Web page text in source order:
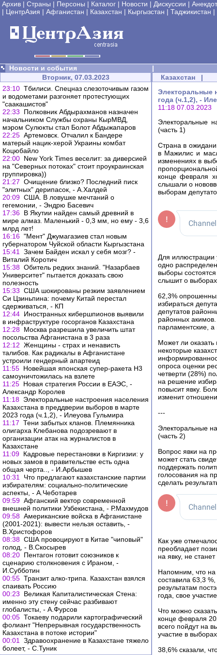
Архив | Страны | Персоны | Каталог | Новости | Дискуссии |
| ЦентрАзия | Афганистан | Казахстан | Кыргызстан | Таджикистан |
Новости и события
|
Вторник, 07.03.2023
23:10 Тбилиси. Спецназ слезоточивым газом
и водометами разгоняет протестующих
"саакашистов"
22:33
Полковник Абдырахманов назначен
начальником Службы охраны КырМВД,
мэром Сулюкты стал Болот Абдыжапаров
22:25 Артемовск. Отчалил к Бандере
матерый нацик-херой Украины комбат
Коцюбайло
22:00 New York Times веселит: за диверсией
на "Северных потоках" стоит проукраинская
группировка))
21:27 Очищение близко? Последний писк
"элитных" дерипасок, - А.Халдей
20:09 США. В ловушке мечтаний о
гегемонии, - Эндрю Басевич
17:36 В Якутии найден самый древний в
мире алмаз. Маленький - 0,3 мм, но ему - 3,6
млрд лет!
16:16 "Мент" Джумагазиев стал новым
губернатором Чуйской области Кыргызстана
15:41
Зачем Байден искал у себя мозг? -
Виталий Коротич
15:38 Обитель редких знаний. "Назарбаев
Университет" пытается доказать свою
полезность
15:33 США шокированы резким заявлением
Си Цзиньпина: почему Китай перестал
сдерживаться, - КП
12:44 Иностранных кибершпионов выявили
в инфраструктуре госорганов Казахстана
12:28 Москва разрешила увеличить штат
посольства Афганистана в 3 раза
12:12 Женщины - страх и ненависть
талибов. Как радикалы в Афганистане
устроили гендерный апартеид
11:55 Новейшая японская супер-ракета H3
самоуничтожилась на взлете
11:25 Новая стратегия России в ЕАЭС, -
Александр Королев
11:18 Электоральные настроения населения
Казахстана в преддверии выборов в марте
2023 года (ч.1,2), - Илеуова Гульмира
11:17 Тени забытых кланов. Племянника
олигарха Клебанова подозревают в
организации атак на журналистов в
Казахстане
11:09 Кадровые перестановки в Киргизии: у
новых замов в правительстве есть одна
общая черта.., - И.Арбышев
10:31
Что предлагают казахстанские партии
избирателям: социально-политические
аспекты, - А.Чеботарев
09:59 Афганский вектор современной
внешней политики Узбекистана, - Р.Махмудов
09:58 Американские войска в Афганистане
(2001-2021): вывести нельзя оставить, -
В.Христофоров
08:38 США провоцируют в Китае "чиповый"
голод, - В.Скосырев
08:20 Пентагон готовит союзников к
сценарию столкновения с Ираном, -
И.Субботин
00:55 Транзит алко-трипа. Казахстан взялся
спаивать Россию
00:23
Великая Капиталистическая Стена:
именно эту стену сейчас разбивают
глобалисты, - А.Фурсов
00:05 Токаеву подарили картографический
фолиант "Непрерывная государственность
Казахстана в потоке истории"
00:01
Здравоохранение в Казахстане тяжело
болеет, - С.Туник
Казахстан |
Электоральные
года (ч.1,2), -
11:18 07.03.2023
Электоральные
(часть 1)
Страна в
в Мажилис и
изменениях в
конце февраля
слышали о
выборам
Для иллюстрации
одно
выборы
слышит о
62,3%
избираться
депутатов
районных
парламентские,
Может ли
некоторые
опроса оценки
четверти (28%)
на решение
повысит явку.
изменит
---
Электоральные
(часть 2)
Вопрос явки на
может стать
поддержать
голосования на
сделать
Как уже
преобладает
на явку, не
Напомним, что на
составила 63,3
результатам
года, свое
Что можно
конце февраля
всего пойдут на
участие в
38,6% сказали,